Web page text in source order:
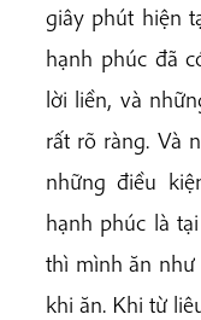
giây phút hiện
hạnh phúc đã
lời liền, và
rất rõ ràng. Và
những điều
hạnh phúc là
thì mình ăn
khi ăn. Khi từ